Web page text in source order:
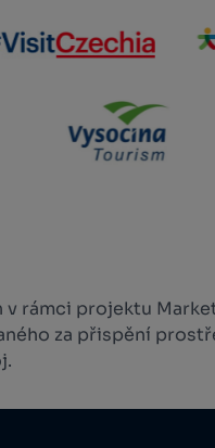
rámci projektu
za přispění